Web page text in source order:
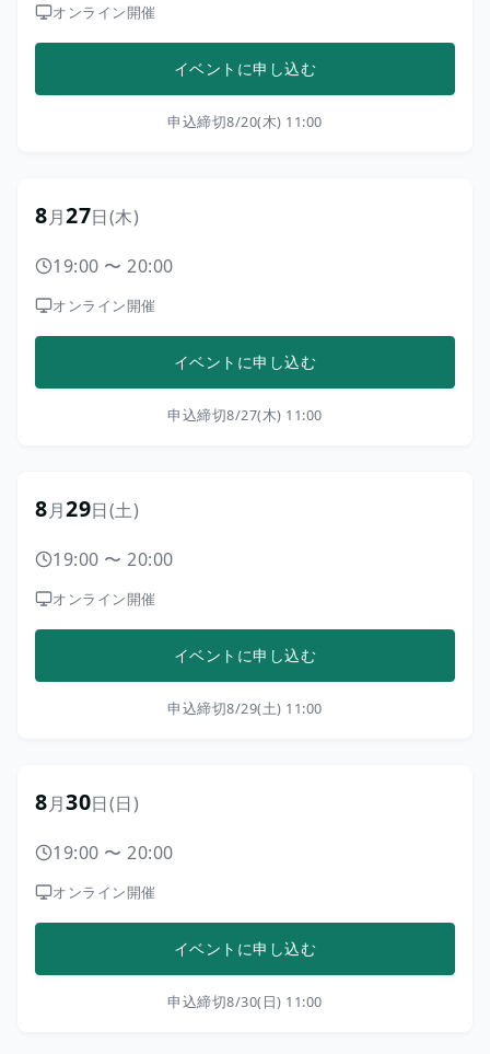
オンライン開催
イベントに申し込む
申込締切8/20(木) 11:00
8月27日(木)
19:00 〜 20:00
オンライン開催
イベントに申し込む
申込締切8/27(木) 11:00
8月29日(土)
19:00 〜 20:00
オンライン開催
イベントに申し込む
申込締切8/29(土) 11:00
8月30日(日)
19:00 〜 20:00
オンライン開催
イベントに申し込む
申込締切8/30(日) 11:00